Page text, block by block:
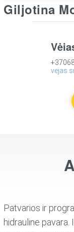
Giljotina
Patvarios ir
hidrauline